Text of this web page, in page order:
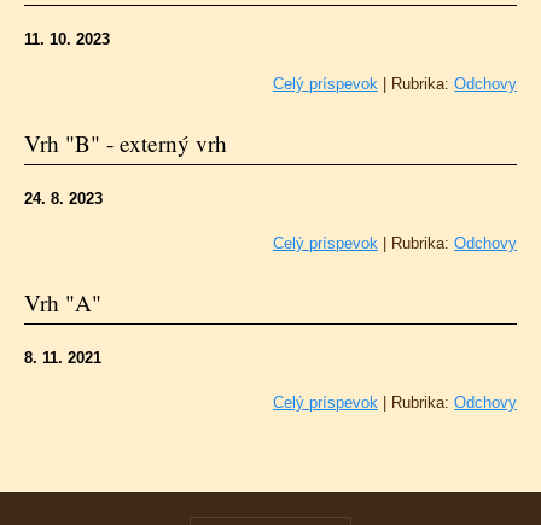
11. 10. 2023
Celý príspevok Rubrika: Odchovy
Vrh "B" - externý vrh
24. 8. 2023
Celý príspevok Rubrika: Odchovy
Vrh "A"
8. 11. 2021
Celý príspevok Rubrika: Odchovy